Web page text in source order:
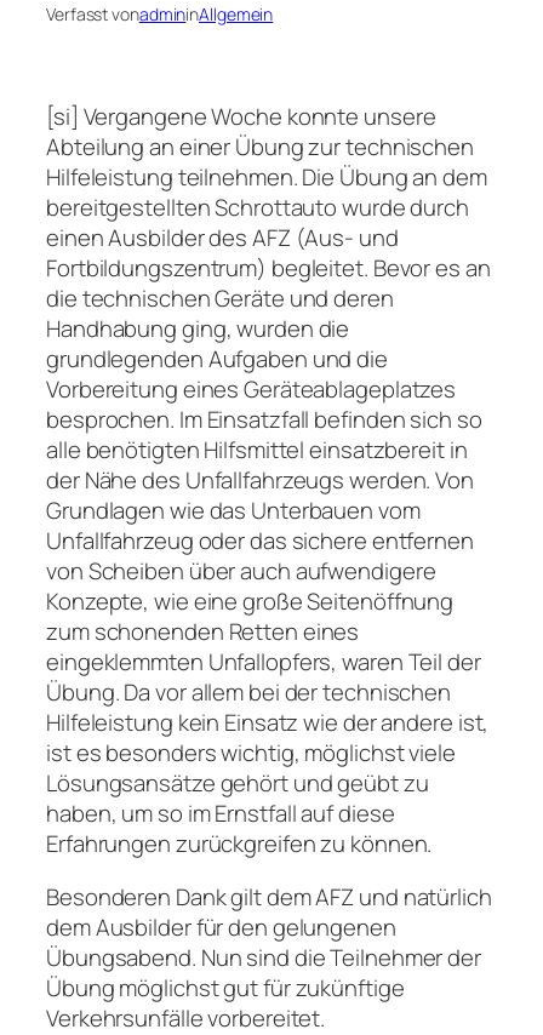
Verfasst vonadmininAllgemein
[si] Vergangene Woche konnte unsere
Abteilung an einer Übung zur technischen
Hilfeleistung teilnehmen. Die Übung an dem
bereitgestellten Schrottauto wurde durch
einen Ausbilder des AFZ (Aus- und
Fortbildungszentrum) begleitet. Bevor es an
die technischen Geräte und deren
Handhabung ging, wurden die
grundlegenden Aufgaben und die
Vorbereitung eines Geräteablageplatzes
besprochen. Im Einsatzfall befinden sich so
alle benötigten Hilfsmittel einsatzbereit in
der Nähe des Unfallfahrzeugs werden. Von
Grundlagen wie das Unterbauen vom
Unfallfahrzeug oder das sichere entfernen
von Scheiben über auch aufwendigere
Konzepte, wie eine große Seitenöffnung
zum schonenden Retten eines
eingeklemmten Unfallopfers, waren Teil der
Übung. Da vor allem bei der technischen
Hilfeleistung kein Einsatz wie der andere ist,
ist es besonders wichtig, möglichst viele
Lösungsansätze gehört und geübt zu
haben, um so im Ernstfall auf diese
Erfahrungen zurückgreifen zu können.
Besonderen Dank gilt dem AFZ und natürlich
dem Ausbilder für den gelungenen
Übungsabend. Nun sind die Teilnehmer der
Übung möglichst gut für zukünftige
Verkehrsunfälle vorbereitet.